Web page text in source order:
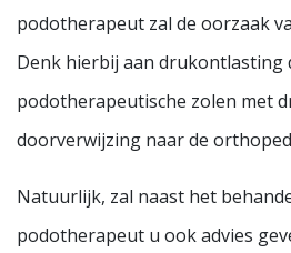
podotherapeut zal de oorzaak
Denk hierbij aan drukontlasting
podotherapeutische zolen met
doorverwijzing naar de
Natuurlijk, zal naast het
podotherapeut u ook advies